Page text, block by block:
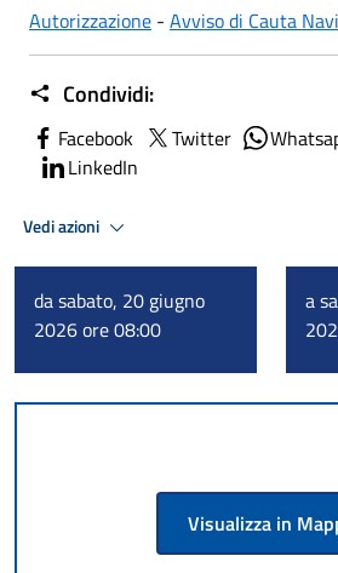
Autorizzazione - Avviso di Cauta
Condividi:
Facebook Twitter
LinkedIn
Vedi azioni
da sabato, 20 giugno
2026 ore 08:00
a
Visualizza in